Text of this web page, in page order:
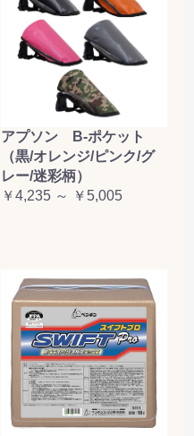
アプソン B-ポケット
（黒/オレンジ/ピンク/グ
レー/迷彩柄）
￥4,235 ～ ￥5,005